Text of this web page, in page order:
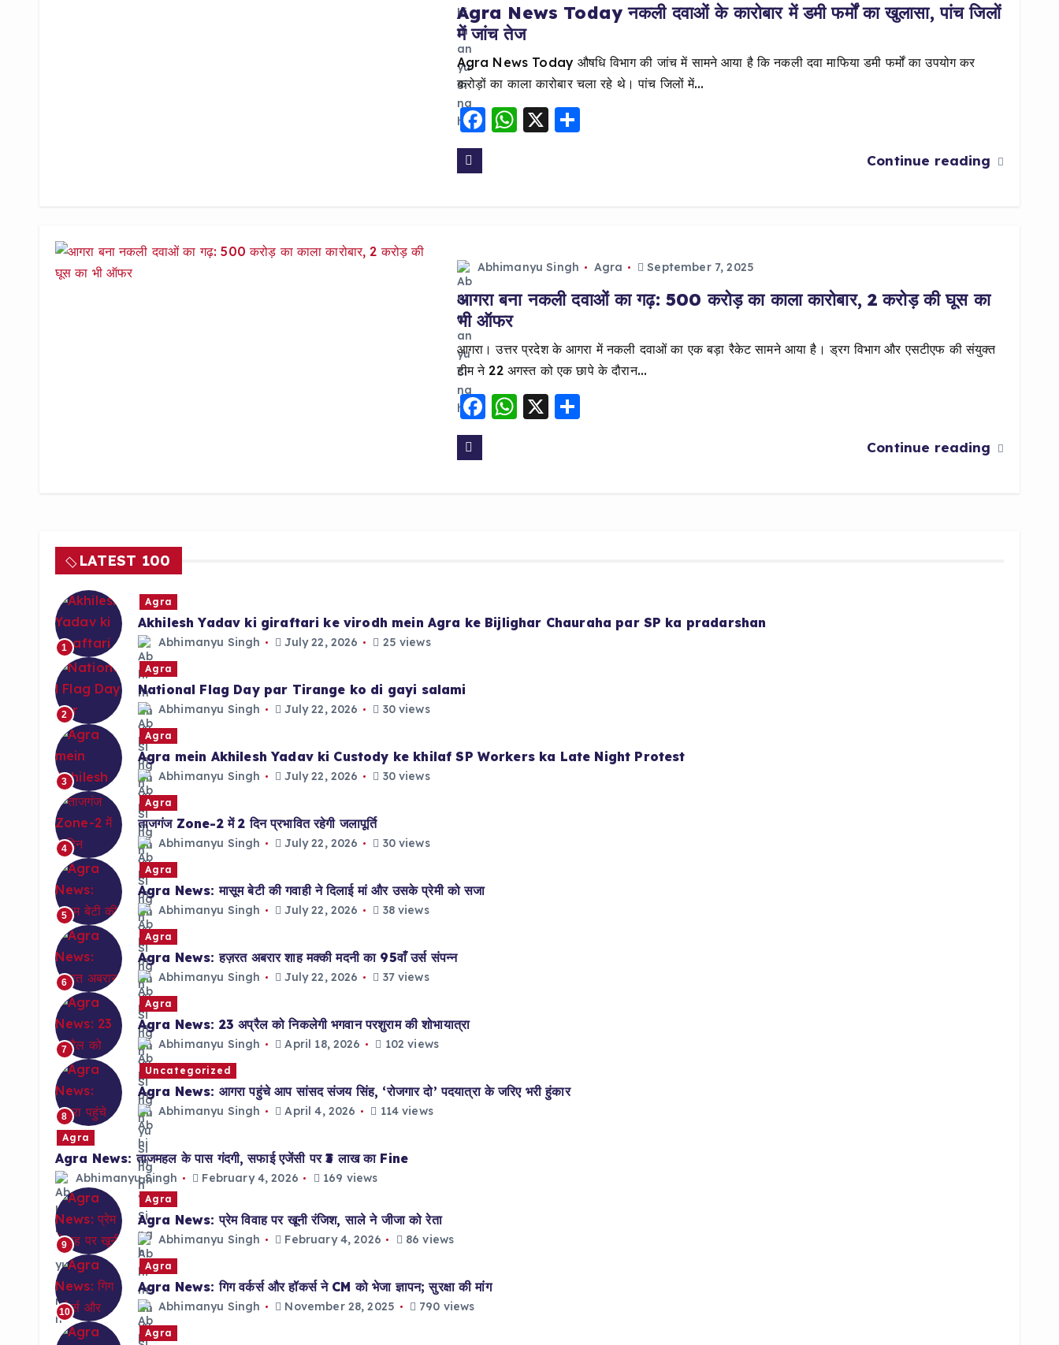
Agra News Today नकली दवाओं के कारोबार में डमी फर्मों का खुलासा, पांच जिलों
में जांच तेज
Agra News Today औषधि विभाग की जांच में सामने आया है कि नकली दवा माफिया डमी फर्मों का उपयोग कर
करोड़ों का काला कारोबार चला रहे थे। पांच जिलों में…
F
o
k
W
p
X S
Continue reading
Abhimanyu Singh Agra September 7, 2025
आगरा बना नकली दवाओं का गढ़: 500 करोड़ का काला कारोबार, 2 करोड़ की घूस का
भी ऑफर
आगरा। उत्तर प्रदेश के आगरा में नकली दवाओं का एक बड़ा रैकेट सामने आया है। ड्रग विभाग और एसटीएफ की संयुक्त
टीम ने 22 अगस्त को एक छापे के दौरान…
F WX S
Continue reading
LATEST 100
1
Agra
Akhilesh Yadav ki giraftari ke virodh mein Agra ke Bijlighar Chauraha par SP ka pradarshan
Abhimanyu Singh July 22, 2026 25 views
2
Agra
National Flag Day par Tirange ko di gayi salami
Abhimanyu Singh July 22, 2026 30 views
3
Agra
Agra mein Akhilesh Yadav ki Custody ke khilaf SP Workers ka Late Night Protest
Abhimanyu Singh July 22, 2026 30 views
4
Agra
ताजगंज Zone-2 में 2 दिन प्रभावित रहेगी जलापूर्ति
Abhimanyu Singh July 22, 2026 30 views
5
Agra
Agra News: मासूम बेटी की गवाही ने दिलाई मां और उसके प्रेमी को सजा
Abhimanyu Singh July 22, 2026 38 views
6
Agra
Agra News: हज़रत अबरार शाह मक्की मदनी का 95वाँ उर्स संपन्न
Abhimanyu Singh July 22, 2026 37 views
7
Agra
Agra News: 23 अप्रैल को निकलेगी भगवान परशुराम की शोभायात्रा
Abhimanyu Singh April 18, 2026 102 views
8
Uncategorized
Agra News: आगरा पहुंचे आप सांसद संजय सिंह, ‘रोजगार दो’ पदयात्रा के जरिए भरी हुंकार
Abhimanyu Singh April 4, 2026 114 views
Agra
Agra News: ताजमहल के पास गंदगी, सफाई एजेंसी पर ₹3 लाख का Fine
Abhimanyu Singh February 4, 2026 169 views
9
Agra
Agra News: प्रेम विवाह पर खूनी रंजिश, साले ने जीजा को रेता
Abhimanyu Singh February 4, 2026 86 views
10
Agra
Agra News: गिग वर्कर्स और हॉकर्स ने CM को भेजा ज्ञापन; सुरक्षा की मांग
Abhimanyu Singh November 28, 2025 790 views
Agra